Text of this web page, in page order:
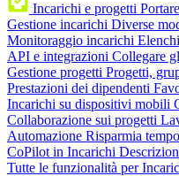
Incarichi e progetti
Gestione incarichi Diverse
Monitoraggio incarichi
API e integrazioni Collegare
Gestione progetti Progetti,
Prestazioni dei dipendenti
Incarichi su dispositivi mobili
Collaborazione sui progetti
Automazione Risparmia
CoPilot in Incarichi
Tutte le funzionalità per